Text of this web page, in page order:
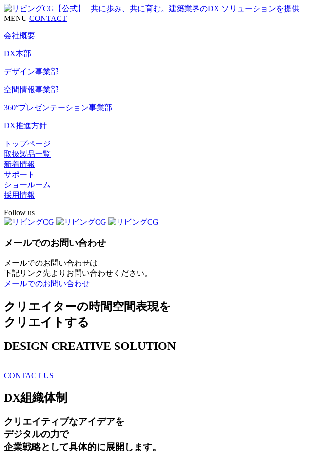
MENU CONTACT
会社概要
DX本部
デザイン事業部
空間情報事業部
360°プレゼンテーション事業部
DX推進方針
トップページ
取扱製品一覧
新着情報
サポート
ショールーム
採用情報
Follow us
メールでのお問い合わせ
メールでのお問い合わせは、
下記リンク先よりお問い合わせください。
メールでのお問い合わせ
クリエイターの時間空間表現を
クリエイトする
DESIGN CREATIVE SOLUTION
CONTACT US
DX組織体制
クリエイティブなアイデアを
デジタルの力で
企業戦略として具体的に展開します。